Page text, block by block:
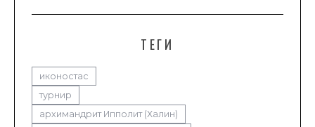
ТЕГИ
иконостас
турнир
архимандрит Ипполит (Халин)